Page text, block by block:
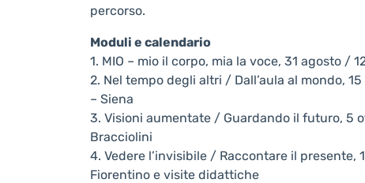
percorso.
Moduli e calendario
1. MIO – mio il corpo, mia la voce, 31 agosto /
2. Nel tempo degli altri / Dall’aula al mondo,
– Siena
3. Visioni aumentate / Guardando il futuro, 5
Bracciolini
4. Vedere l’invisibile / Raccontare il presente,
Fiorentino e visite didattiche